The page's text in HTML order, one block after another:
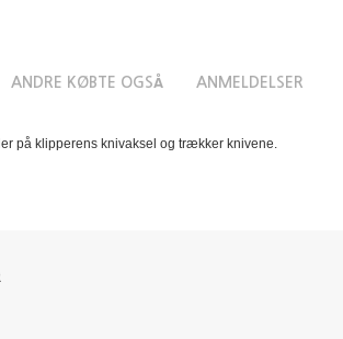
ANDRE KØBTE OGSÅ ANMELDELSER
på klipperens knivaksel og trækker knivene.